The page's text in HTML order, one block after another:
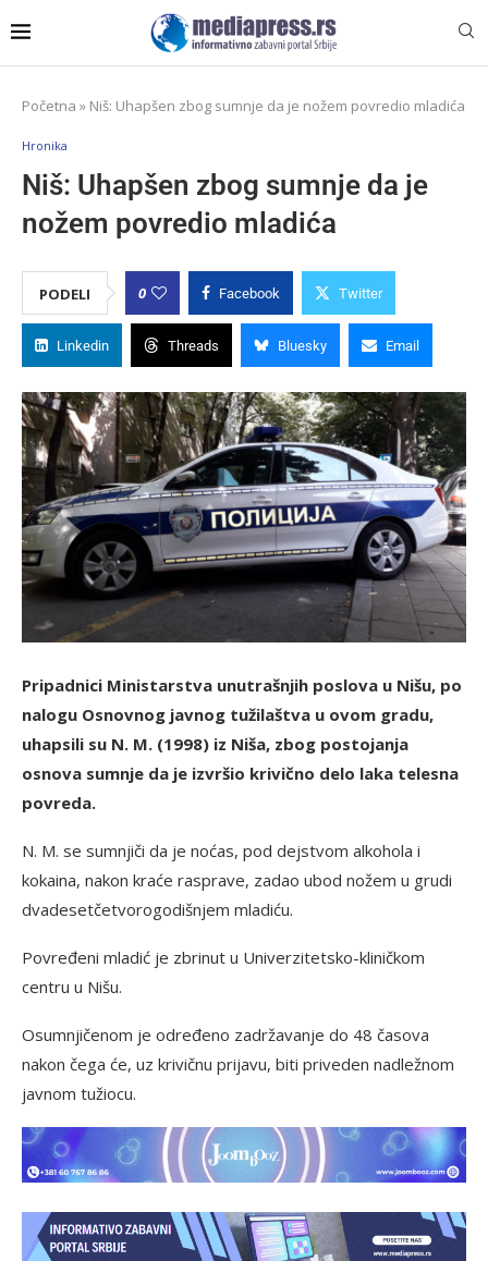
Početna » Niš: Uhapšen zbog sumnje da je nožem povredio mladića
Hronika
Niš: Uhapšen zbog sumnje da je
nožem povredio mladića
PODELI 0 Facebook Twitter
Linkedin Threads Bluesky Email
Pripadnici Ministarstva unutrašnjih poslova u Nišu, po
nalogu Osnovnog javnog tužilaštva u ovom gradu,
uhapsili su N. M. (1998) iz Niša, zbog postojanja
osnova sumnje da je izvršio krivično delo laka telesna
povreda.
N. M. se sumnjiči da je noćas, pod dejstvom alkohola i
kokaina, nakon kraće rasprave, zadao ubod nožem u grudi
dvadesetčetvorogodišnjem mladiću.
Povređeni mladić je zbrinut u Univerzitetsko-kliničkom
centru u Nišu.
Osumnjičenom je određeno zadržavanje do 48 časova
nakon čega će, uz krivičnu prijavu, biti priveden nadležnom
javnom tužiocu.